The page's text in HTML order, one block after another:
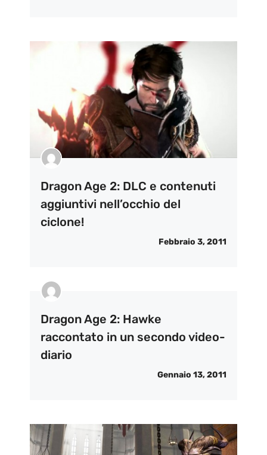
Dragon Age 2: DLC e contenuti
aggiuntivi nell’occhio del
ciclone!
Febbraio 3, 2011
Dragon Age 2: Hawke
raccontato in un secondo video-
diario
Gennaio 13, 2011